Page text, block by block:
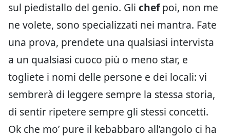
sul piedistallo del genio. Gli chefpoi, non me
ne volete, sono specializzati nei mantra. Fate
una prova, prendete una qualsiasi intervista
a un qualsiasi cuoco più o meno star, e
togliete i nomi delle persone e dei locali: vi
sembrerà di leggere sempre la stessa storia,
di sentir ripetere sempre gli stessi concetti.
Ok che mo’ pure il kebabbaro all’angolo ci ha